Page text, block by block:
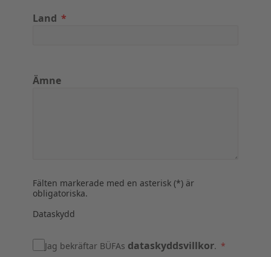
Land
Ämne
Fälten markerade med en asterisk (*) är
obligatoriska.
Dataskydd
Jag bekräftar BÜFAs dataskyddsvillkor.